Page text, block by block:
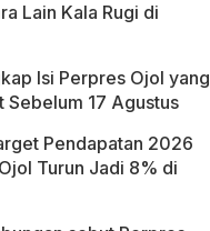
Lain Kala Rugi di
Isi Perpres Ojol yang
Sebelum 17 Agustus
Pendapatan 2026
Turun Jadi 8% di